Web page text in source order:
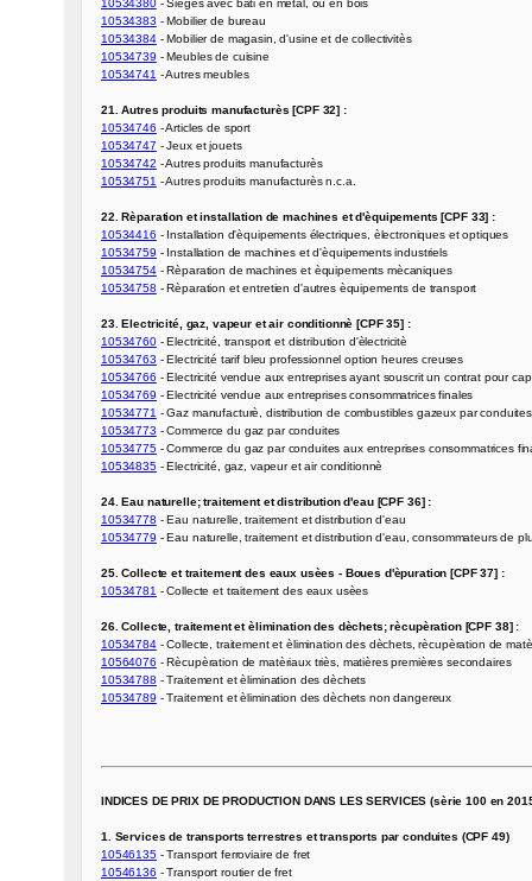
10534380
10534383
10534384
- Mobilier de magasin, d'usine et de collectivitès
10534739
10534741 - Autres meubles
21. Autres produits manufacturès [CPF 32] :
10534746
10534747
- Jeux et jouets
10534742
- Autres produits manufacturès
10534751 - Autres produits manufacturès n.c.a.
22. Rèparation et installation de machines et d'èquipements [CPF 33] :
10534416
10534759
- Installation de machines et d'èquipements industriels
10534754
- Rèparation de machines et èquipements mècaniques
10534758 - Rèparation et entretien d'autres èquipements de transport
23. Electricité, gaz, vapeur et air conditionnè [CPF 35] :
10534760
10534763
10534766
10534769
10534771
- Gaz manufacturè, distribution de combustibles gazeux par conduites
10534773
10534775
10534835 - Electricité, gaz, vapeur et air conditionnè
24. Eau naturelle; traitement et distribution d'eau [CPF 36] :
10534778
10534779 - Eau naturelle, traitement et distribution d'eau, consommateurs de
25. Collecte et traitement des eaux usèes - Boues d'èpuration [CPF 37] :
10534781 - Collecte et traitement des eaux usèes
26. Collecte, traitement et èlimination des dèchets; rècupèration [CPF 38] :
10534784
10564076
- Rècupèration de matèriaux triès, matières premières secondaires
10534788
10534789 - Traitement et èlimination des dèchets non dangereux
INDICES DE PRIX DE PRODUCTION DANS LES SERVICES (sèrie 100 en
1. Services de transports terrestres et transports par conduites (CPF 49)
10546135
10546136
- Transport routier de fret